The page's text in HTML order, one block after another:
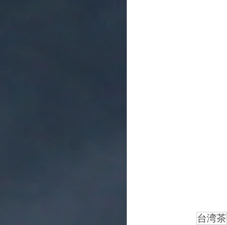
台湾茶